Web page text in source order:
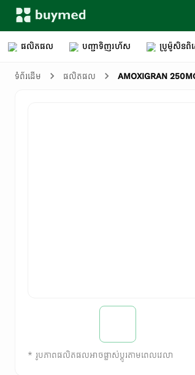
ផលិតផល បញ្ជាទិញរហ័ស ប្រូម៉ូសិនពិ
ទំព័រដើម ផលិតផល AMOXIGRAN
* រូបភាពផលិតផលអាចផ្លាស់ប្តូរតាមពេលវេលា